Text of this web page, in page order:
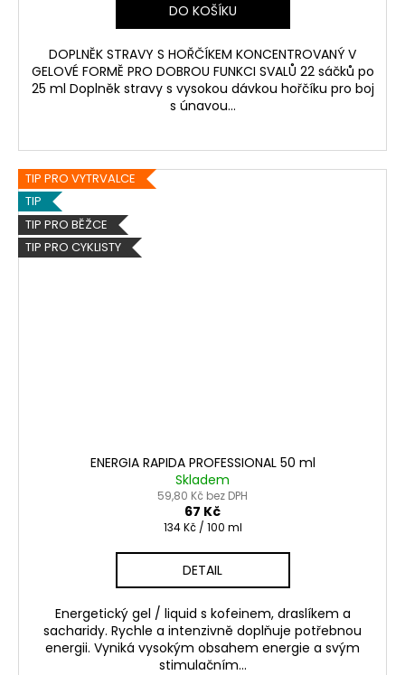
DO KOŠÍKU
DOPLNĚK STRAVY S HOŘČÍKEM KONCENTROVANÝ V
GELOVÉ FORMĚ PRO DOBROU FUNKCI SVALŮ 22 sáčků po
25 ml Doplněk stravy s vysokou dávkou hořčíku pro boj
s únavou...
TIP PRO VYTRVALCE
TIP
TIP PRO BĚŽCE
TIP PRO CYKLISTY
ENERGIA RAPIDA PROFESSIONAL 50 ml
Skladem
59,80 Kč bez DPH
67 Kč
Měrná
134 Kč / 100 ml
DETAIL
Energetický gel / liquid s kofeinem, draslíkem a
sacharidy. Rychle a intenzivně doplňuje potřebnou
energii. Vyniká vysokým obsahem energie a svým
stimulačním...